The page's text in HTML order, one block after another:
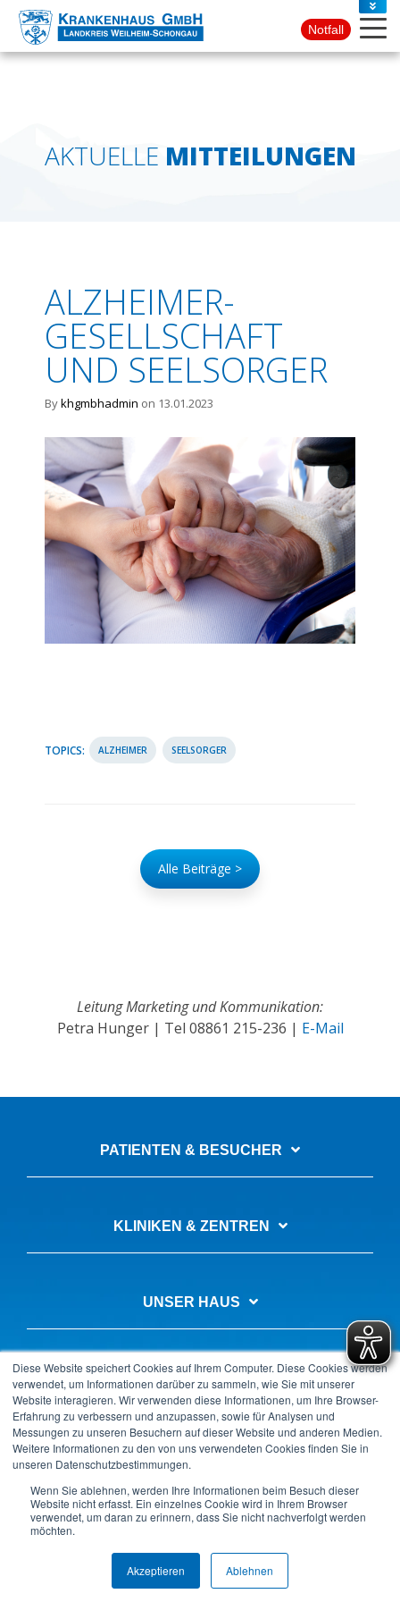
Diese Website speichert Cookies auf Ihrem Computer. Diese Cookies werden
verwendet, um Informationen darüber zu sammeln, wie Sie mit unserer
Website interagieren. Wir verwenden diese Informationen, um Ihre Browser-
Erfahrung zu verbessern und anzupassen, sowie für Analysen und
Messungen zu unseren Besuchern auf dieser Website und anderen Medien.
Weitere Informationen zu den von uns verwendeten Cookies finden Sie in
unseren Datenschutzbestimmungen.
Wenn Sie ablehnen, werden Ihre Informationen beim Besuch dieser
Website nicht erfasst. Ein einzelnes Cookie wird in Ihrem Browser
verwendet, um daran zu erinnern, dass Sie nicht nachverfolgt werden
möchten.
Akzeptieren Ablehnen
PRESSE
KONTAKT
Notfall
AKTUELLE MITTEILUNGEN
ALZHEIMER-
GESELLSCHAFT
UND SEELSORGER
Bykhgmbhadmin on 13.01.2023
TOPICS: ALZHEIMER SEELSORGER
Alle Beiträge >
Leitung Marketing und Kommunikation:
Petra Hunger | Tel 08861 215-236 | E-Mail
PATIENTEN & BESUCHER
KLINIKEN & ZENTREN
UNSER HAUS
AUSBILDUNG & KARRIERE
Impressum
Kontakt & Anfahrt
Barrierefreiheitserklärung
Copyright © 2025 Krankenhaus GmbH Landkreis Weilheim-